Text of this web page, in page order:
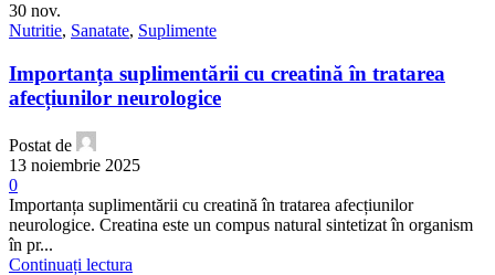
30 nov.
Nutritie, Sanatate, Suplimente
Importanța suplimentării cu creatină în tratarea
afecțiunilor neurologice
Postat de
13 noiembrie 2025
0
Importanța suplimentării cu creatină în tratarea afecțiunilor
neurologice. Creatina este un compus natural sintetizat în organism
în pr...
Continuați lectura